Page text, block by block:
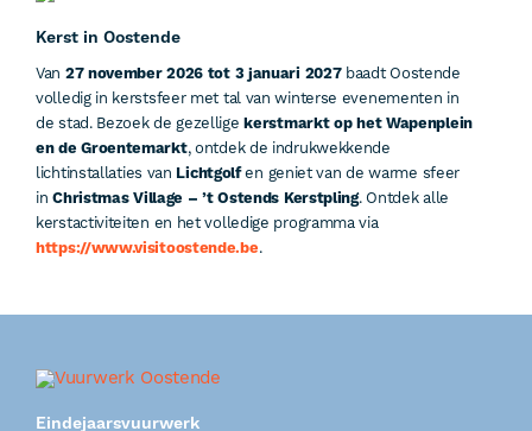
Kerst in Oostende
Van 27 november 2026 tot 3 januari 2027baadt Oostende
volledig in kerstsfeer met tal van winterse evenementen in
de stad. Bezoek de gezelligekerstmarkt op het Wapenplein
en de Groentemarkt, ontdek de indrukwekkende
lichtinstallaties van Lichtgolfen geniet van de warme sfeer
inChristmas Village – ’t Ostends Kerstpling. Ontdek alle
kerstactiviteiten en het volledige programma via
https://www.visitoostende.be.
Eindejaarsvuurwerk